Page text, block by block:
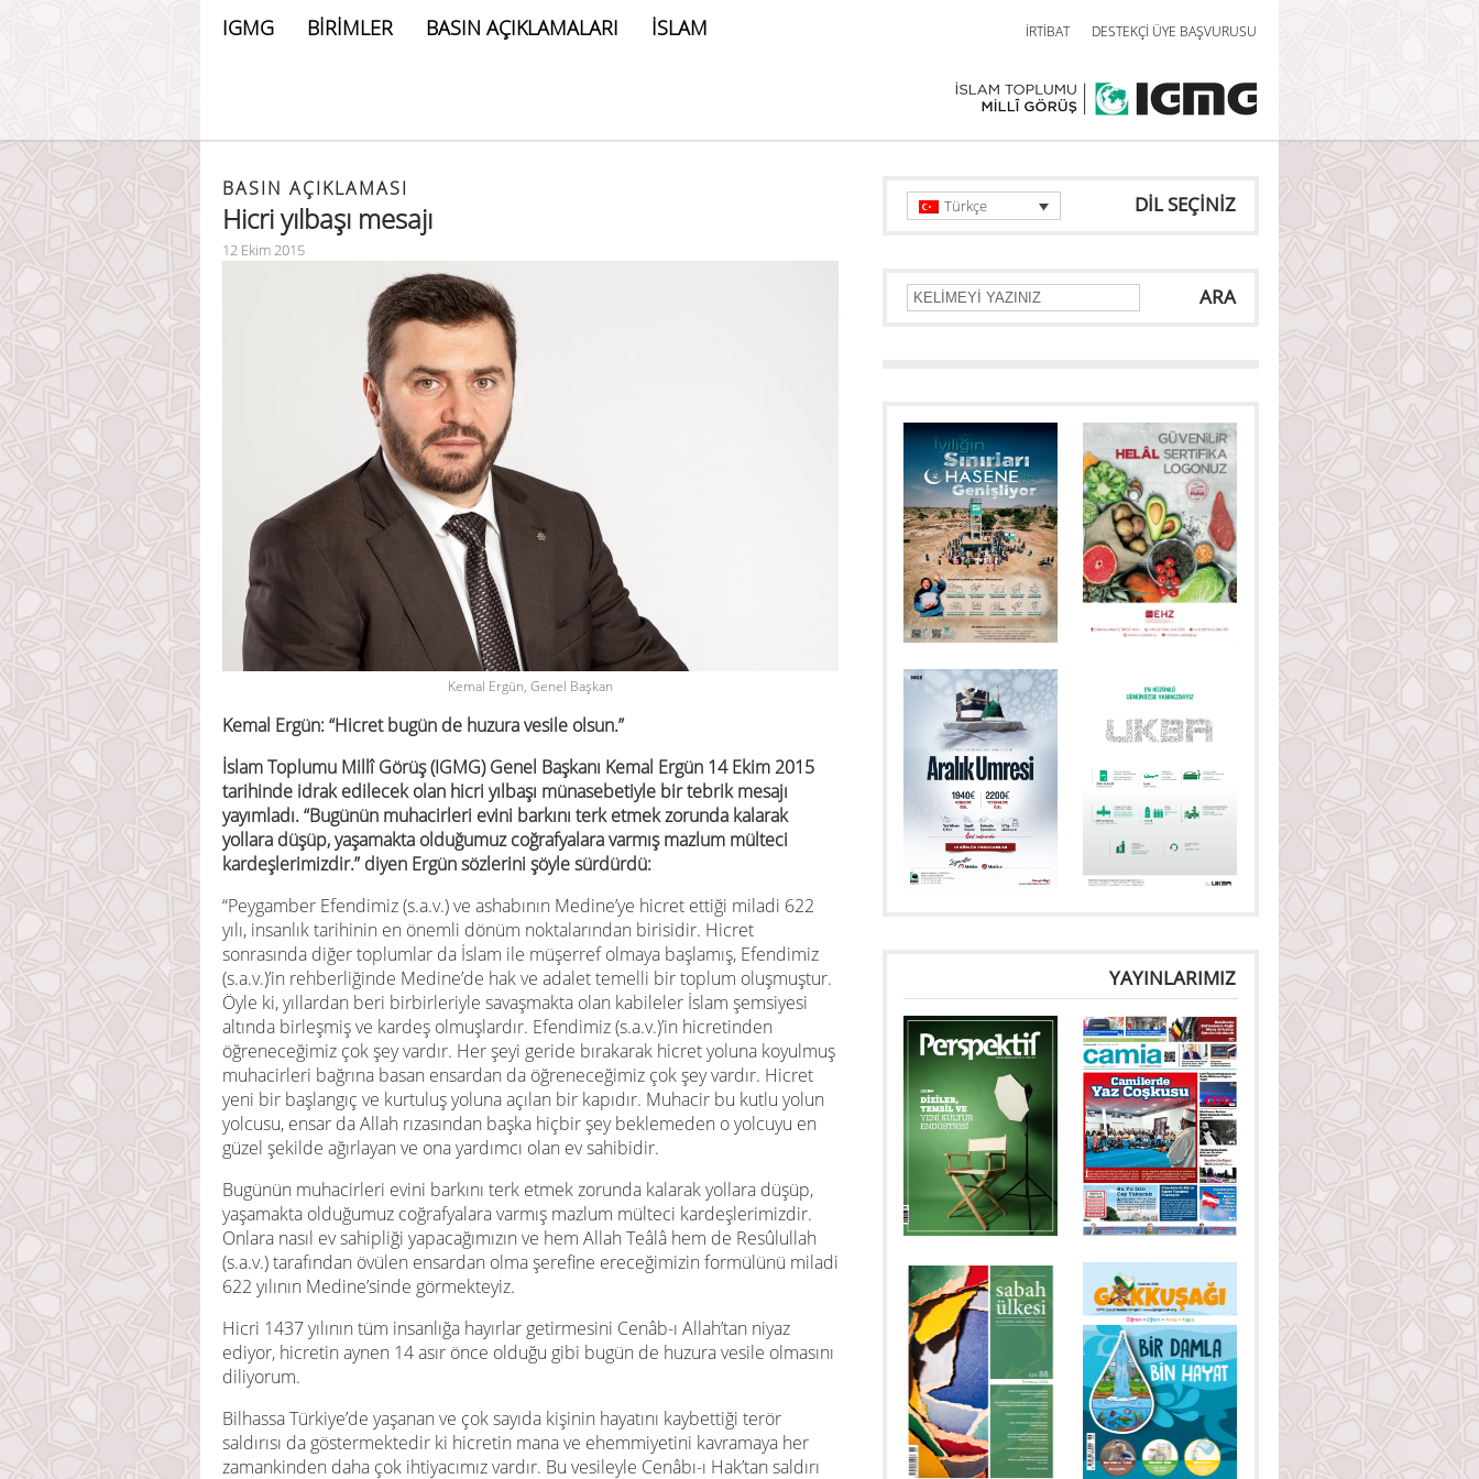
IGMG BİRİMLER BASIN AÇIKLAMALARI İSLAM İRTİBAT DESTEKÇİ ÜYE BAŞVURUSU
BASIN AÇIKLAMASI
Hicri yılbaşı mesajı
12 Ekim 2015
Kemal Ergün, Genel Başkan
Kemal Ergün: “Hicret bugün de huzura vesile olsun.”
İslam Toplumu Millî Görüş (IGMG) Genel Başkanı Kemal Ergün 14 Ekim 2015
tarihinde idrak edilecek olan hicri yılbaşı münasebetiyle bir tebrik mesajı
yayımladı. “Bugünün muhacirleri evini barkını terk etmek zorunda kalarak
yollara düşüp, yaşamakta olduğumuz coğrafyalara varmış mazlum mülteci
kardeşlerimizdir.” diyen Ergün sözlerini şöyle sürdürdü:
“Peygamber Efendimiz (s.a.v.) ve ashabının Medine’ye hicret ettiği miladi 622
yılı, insanlık tarihinin en önemli dönüm noktalarından birisidir. Hicret
sonrasında diğer toplumlar da İslam ile müşerref olmaya başlamış, Efendimiz
(s.a.v.)’in rehberliğinde Medine’de hak ve adalet temelli bir toplum oluşmuştur.
Öyle ki, yıllardan beri birbirleriyle savaşmakta olan kabileler İslam şemsiyesi
altında birleşmiş ve kardeş olmuşlardır. Efendimiz (s.a.v.)’in hicretinden
öğreneceğimiz çok şey vardır. Her şeyi geride bırakarak hicret yoluna koyulmuş
muhacirleri bağrına basan ensardan da öğreneceğimiz çok şey vardır. Hicret
yeni bir başlangıç ve kurtuluş yoluna açılan bir kapıdır. Muhacir bu kutlu yolun
yolcusu, ensar da Allah rızasından başka hiçbir şey beklemeden o yolcuyu en
güzel şekilde ağırlayan ve ona yardımcı olan ev sahibidir.
Bugünün muhacirleri evini barkını terk etmek zorunda kalarak yollara düşüp,
yaşamakta olduğumuz coğrafyalara varmış mazlum mülteci kardeşlerimizdir.
Onlara nasıl ev sahipliği yapacağımızın ve hem Allah Teâlâ hem de Resûlullah
(s.a.v.) tarafından övülen ensardan olma şerefine ereceğimizin formülünü miladi
622 yılının Medine’sinde görmekteyiz.
Hicri 1437 yılının tüm insanlığa hayırlar getirmesini Cenâb-ı Allah’tan niyaz
ediyor, hicretin aynen 14 asır önce olduğu gibi bugün de huzura vesile olmasını
diliyorum.
Bilhassa Türkiye’de yaşanan ve çok sayıda kişinin hayatını kaybettiği terör
saldırısı da göstermektedir ki hicretin mana ve ehemmiyetini kavramaya her
zamankinden daha çok ihtiyacımız vardır. Bu vesileyle Cenâbı-ı Hak’tan saldırı
DİL SEÇİNİZ
Türkçe
ARA
YAYINLARIMIZ